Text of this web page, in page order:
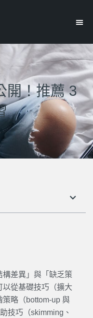
開！推薦 3
差異」與「缺乏策
以從基礎技巧（擴大
略（bottom-up 與
技巧（skimming、